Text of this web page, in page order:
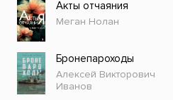
Российское искусство
Детективы
Детские книги
История
Акты отчаяния
Меган Нолан
Бронепароходы
Алексей Викторович
Иванов